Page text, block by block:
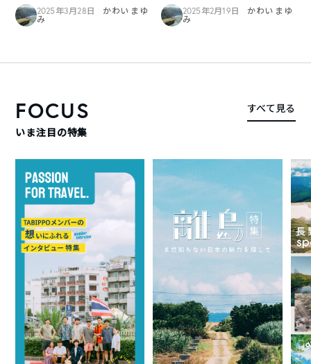
2025年3月28日
かわい まゆ
み
2025年2月19日
かわい まゆ
み
FOCUS
いま注目の特集
すべて見る